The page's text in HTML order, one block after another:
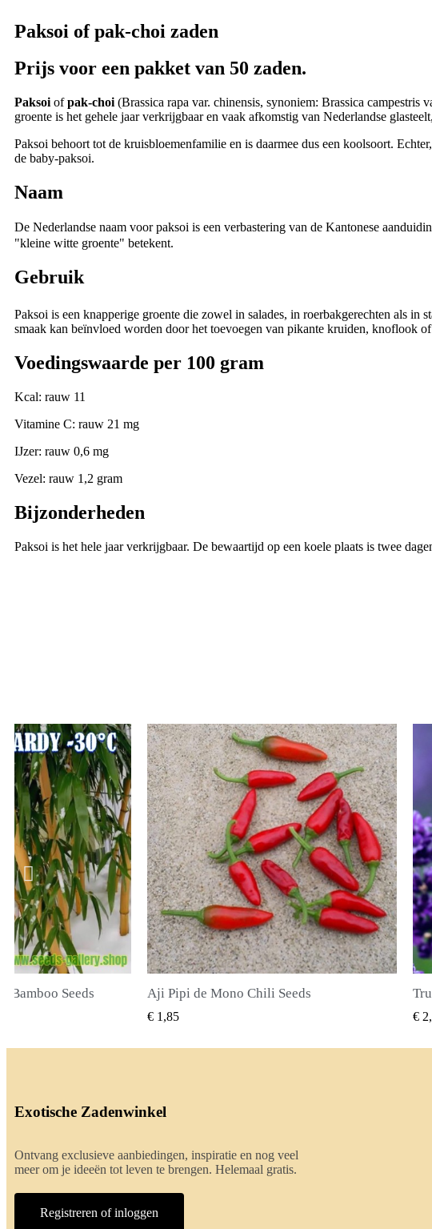
Paksoi of pak-choi zaden
Prijs voor een pakket van 50 zaden.
Paksoi ofpak-choi (Brassica rapa var. chinensis, synoniem: Brassica
groente is het gehele jaar verkrijgbaar en vaak afkomstig van Nederlandse
Paksoi behoort tot de kruisbloemenfamilie en is daarmee dus een koolsoort.
de baby-paksoi.
Naam
De Nederlandse naam voor paksoi is een verbastering van de Kantonese
"kleine witte groente" betekent.
Gebruik
Paksoi is een knapperige groente die zowel in salades, in roerbakgerechten als
smaak kan beïnvloed worden door het toevoegen van pikante kruiden, knoflook
Voedingswaarde per 100 gram
Kcal: rauw 11
Vitamine C: rauw 21 mg
IJzer: rauw 0,6 mg
Vezel: rauw 1,2 gram
Bijzonderheden
Paksoi is het hele jaar verkrijgbaar. De bewaartijd op een koele plaats is twee
Seeds SNEL BEKIJKEN
True Lavender Seeds
€ 2,00 €
Exotische Zadenwinkel
Ontvang exclusieve aanbiedingen, inspiratie en nog veel
meer om je ideeën tot leven te brengen. Helemaal gratis.
Registreren of inloggen